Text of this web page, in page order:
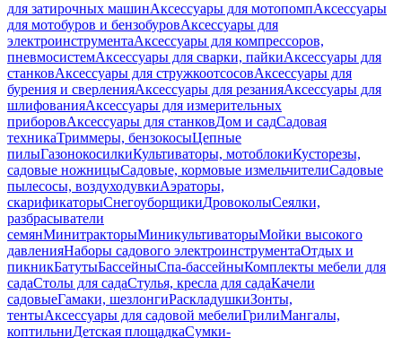
для затирочных машинАксессуары для мотопомпАксессуары
для мотобуров и бензобуровАксессуары для
электроинструментаАксессуары для компрессоров,
пневмосистемАксессуары для сварки, пайкиАксессуары для
станковАксессуары для стружкоотсосовАксессуары для
бурения и сверленияАксессуары для резанияАксессуары для
шлифованияАксессуары для измерительных
приборовАксессуары для станковДом и садСадовая
техникаТриммеры, бензокосыЦепные
пилыГазонокосилкиКультиваторы, мотоблокиКусторезы,
садовые ножницыСадовые, кормовые измельчителиСадовые
пылесосы, воздуходувкиАэраторы,
скарификаторыСнегоуборщикиДровоколыСеялки,
разбрасыватели
семянМинитракторыМиникультиваторыМойки высокого
давленияНаборы садового электроинструментаОтдых и
пикникБатутыБассейныСпа-бассейныКомплекты мебели для
садаСтолы для садаСтулья, кресла для садаКачели
садовыеГамаки, шезлонгиРаскладушкиЗонты,
тентыАксессуары для садовой мебелиГрилиМангалы,
коптильниДетская площадкаСумки-